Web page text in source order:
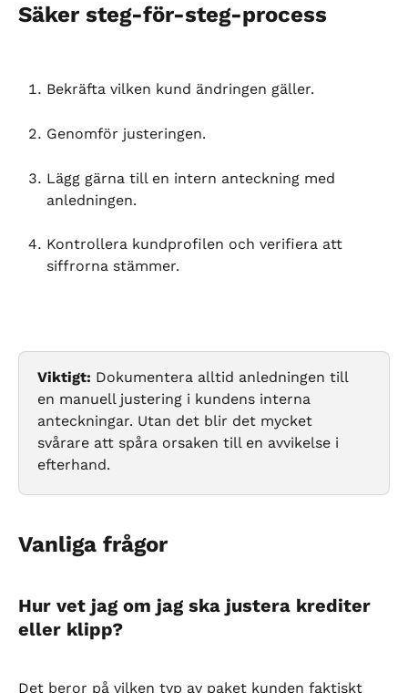
Säker steg-för-steg-process
Bekräfta vilken kund ändringen gäller.
Genomför justeringen.
Lägg gärna till en intern anteckning med
anledningen.
Kontrollera kundprofilen och verifiera att
siffrorna stämmer.
Viktigt: Dokumentera alltid anledningen till
en manuell justering i kundens interna
anteckningar. Utan det blir det mycket
svårare att spåra orsaken till en avvikelse i
efterhand.
Vanliga frågor
Hur vet jag om jag ska justera krediter
eller klipp?
Det beror på vilken typ av paket kunden faktiskt